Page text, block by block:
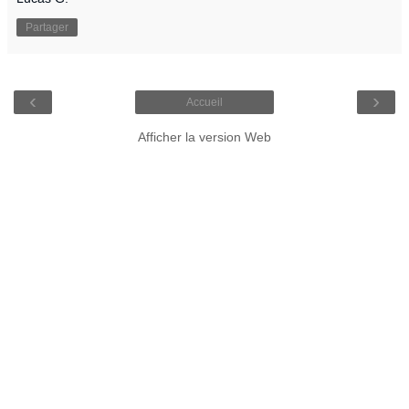
Partager
‹ ›
Accueil
Afficher la version Web